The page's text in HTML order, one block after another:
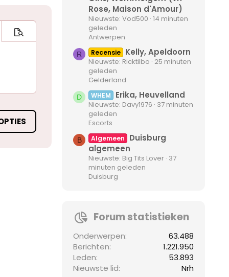
maken
opties…
Bekijk
Rose, Maison d'Amour)
Nieuwste: Vod500 14 minuten
geleden
Antwerpen
R Recensie Kelly, Apeldoorn
Nieuwste: Ricktilbo 25 minuten
geleden
Gelderland
D WHEM Erika, Heuvelland
Nieuwste: Davy1976 37 minuten
geleden
Escorts
B Algemeen
Duisburg
algemeen
Nieuwste: Big Tits Lover 37
minuten geleden
Duisburg
Forum statistieken
Onderwerpen
63.488
Berichten
1.221.950
Leden
53.893
Nieuwste lid
Nrh